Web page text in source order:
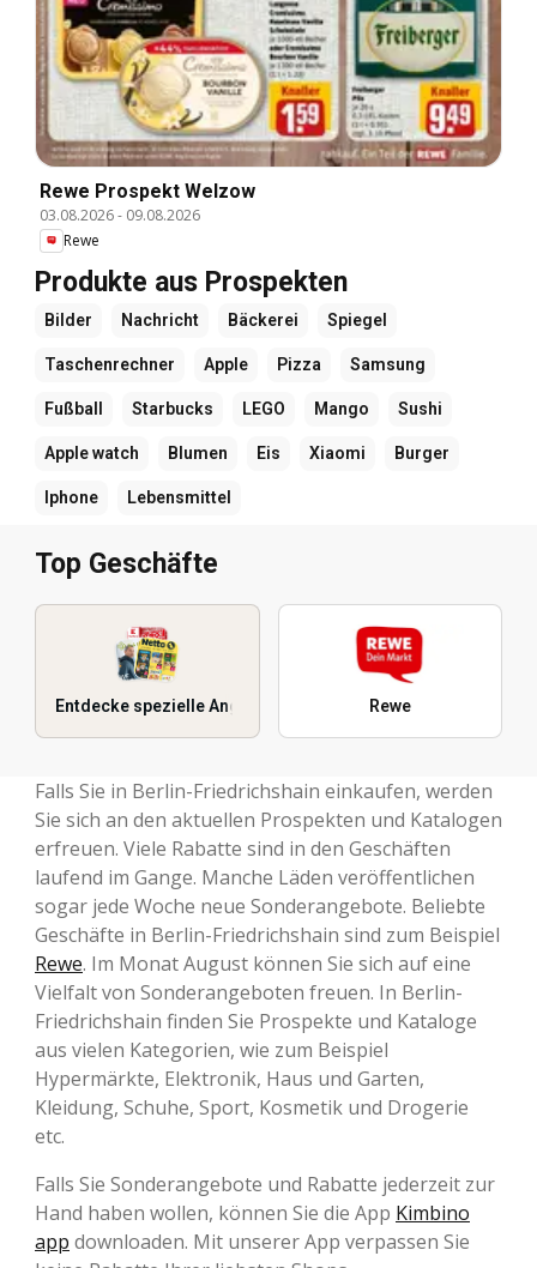
Rewe Prospekt Welzow
03.08.2026- 09.08.2026
Rewe
Produkte aus Prospekten
Bilder Nachricht Bäckerei Spiegel
Taschenrechner Apple Pizza Samsung
Fußball Starbucks LEGO Mango Sushi
Apple watch Blumen Eis Xiaomi Burger
Iphone Lebensmittel
Top Geschäfte
Entdecke spezielle Angebote Rewe
Falls Sie in Berlin-Friedrichshain einkaufen, werden
Sie sich an den aktuellen Prospekten und Katalogen
erfreuen. Viele Rabatte sind in den Geschäften
laufend im Gange. Manche Läden veröffentlichen
sogar jede Woche neue Sonderangebote. Beliebte
Geschäfte in Berlin-Friedrichshain sind zum Beispiel
Rewe. Im Monat August können Sie sich auf eine
Vielfalt von Sonderangeboten freuen. In Berlin-
Friedrichshain finden Sie Prospekte und Kataloge
aus vielen Kategorien, wie zum Beispiel
Hypermärkte, Elektronik, Haus und Garten,
Kleidung, Schuhe, Sport, Kosmetik und Drogerie
etc.
Falls Sie Sonderangebote und Rabatte jederzeit zur
Hand haben wollen, können Sie die App Kimbino
app downloaden. Mit unserer App verpassen Sie